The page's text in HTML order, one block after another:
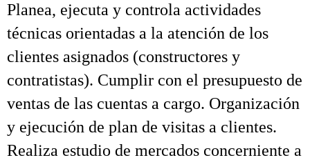
Planea, ejecuta y controla actividades
técnicas orientadas a la atención de los
clientes asignados (constructores y
contratistas). Cumplir con el presupuesto de
ventas de las cuentas a cargo. Organización
y ejecución de plan de visitas a clientes.
Realiza estudio de mercados concerniente a